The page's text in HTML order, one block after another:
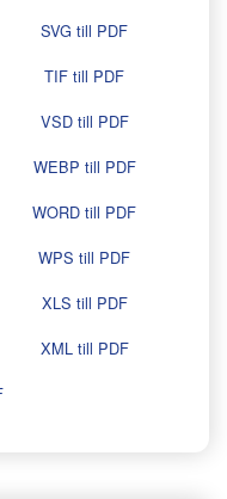
SVG till PDF
TIF till PDF
VSD till PDF
WEBP till PDF
WORD till PDF
WPS till PDF
XLS till PDF
XML till PDF